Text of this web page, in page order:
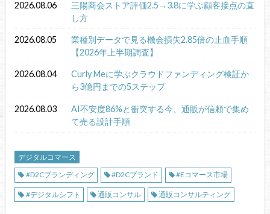
2026.08.06
三陽商会ストア評価2.5→3.8に学ぶ顧客接点の直
し方
2026.08.05
業種別データで見る機会損失2.85倍の止血手順
【2026年上半期調査】
2026.08.04
Curly Meに学ぶクラウドファンディング検証か
ら3億円までの5ステップ
2026.08.03
AI不安度86%と衝突する今、通販が信頼で集め
て売る設計手順
デジタルコマース
#D2Cブランディング
#D2Cブランド #Eコマース市場
#デジタルシフト 通販コンサル 通販コンサルティング